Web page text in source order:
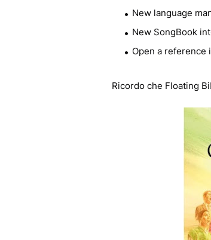
New language
New SongBook
Open a reference
Ricordo che Floating